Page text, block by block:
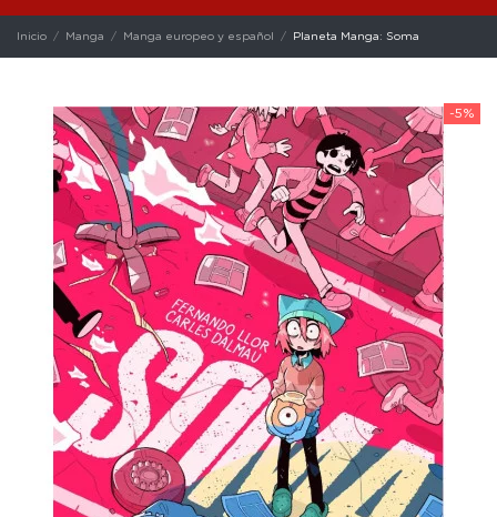
Inicio Manga Manga europeo y español Planeta Manga: Soma
-5%